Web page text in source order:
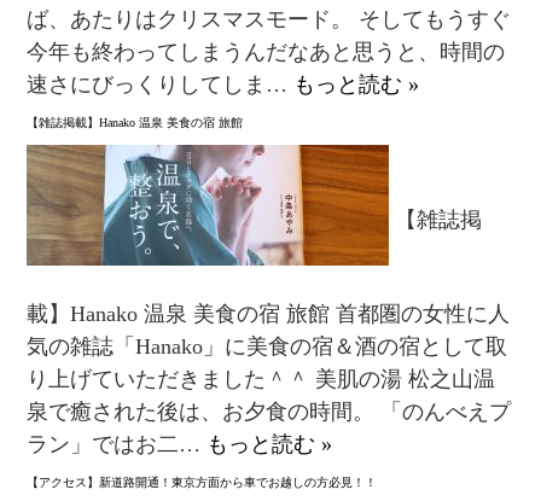
ば、あたりはクリスマスモード。 そしてもうすぐ
今年も終わってしまうんだなあと思うと、時間の
速さにびっくりしてしま… もっと読む »
【雑誌掲載】Hanako 温泉 美食の宿 旅館
【雑誌掲
載】Hanako 温泉 美食の宿 旅館 首都圏の女性に人
気の雑誌「Hanako」に美食の宿＆酒の宿として取
り上げていただきました＾＾ 美肌の湯 松之山温
泉で癒された後は、お夕食の時間。 「のんべえプ
ラン」ではお二… もっと読む »
【アクセス】新道路開通！東京方面から車でお越しの方必見！！